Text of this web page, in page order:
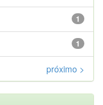
1
1
próximo >